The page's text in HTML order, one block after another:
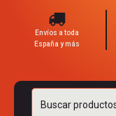
Envíos a toda
España y más
Buscar